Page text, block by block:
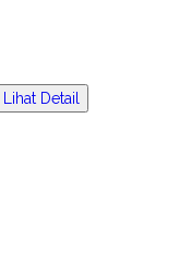
Lihat Detail